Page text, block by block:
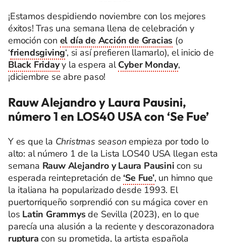
¡Estamos despidiendo noviembre con los mejores
éxitos! Tras una semana llena de celebración y
emoción con el día de Acción de Gracias (o
‘friendsgiving‘, si así prefieren llamarlo), el inicio de
Black Fridayy la espera al Cyber Monday,
¡diciembre se abre paso!
Rauw Alejandro y Laura Pausini,
número 1 en LOS40 USA con ‘Se Fue’
Y es que la Christmas season empieza por todo lo
alto: al número 1 de la Lista LOS40 USA llegan esta
semana Rauw Alejandro y Laura Pausini con su
esperada reintepretación de ‘Se Fue’, un himno que
la italiana ha popularizado desde 1993. El
puertorriqueño sorprendió con su mágica cover en
los Latin Grammysde Sevilla (2023), en lo que
parecía una alusión a la reciente y descorazonadora
ruptura con su prometida, la artista española